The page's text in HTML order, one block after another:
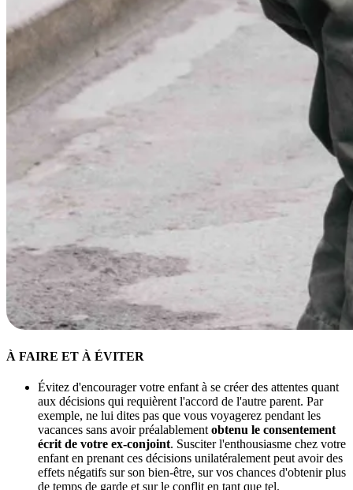
À FAIRE ET À ÉVITER
Évitez d'encourager votre enfant à se créer des attentes quant
aux décisions qui requièrent l'accord de l'autre parent. Par
exemple, ne lui dites pas que vous voyagerez pendant les
vacances sans avoir préalablementobtenu le consentement
écrit de votre ex-conjoint. Susciter l'enthousiasme chez votre
enfant en prenant ces décisions unilatéralement peut avoir des
effets négatifs sur son bien-être, sur vos chances d'obtenir plus
de temps de garde et sur le conflit en tant que tel.